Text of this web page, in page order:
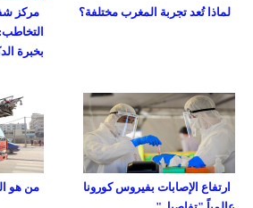
مركز
بخبرة
لماذا تُعد تجربة المغرب مختلفة؟
من هو
ارتفاع الإصابات بفيروس كورونا